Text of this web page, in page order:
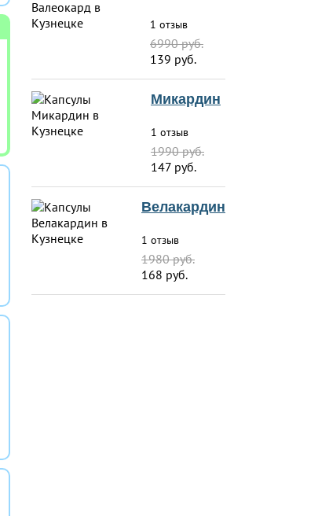
1 отзыв
6990 руб.
139 руб.
Микардин
1 отзыв
1990 руб.
147 руб.
Велакардин
1 отзыв
1980 руб.
168 руб.